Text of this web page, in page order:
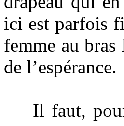
ici est parfois
femme au
de l’espérance.
Il faut, pour